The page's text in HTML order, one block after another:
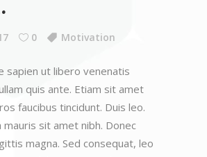
0 Motivation
sapien ut libero venenatis
quis ante. Etiam sit amet
faucibus tincidunt. Duis leo.
mauris sit amet nibh. Donec
magna. Sed consequat, leo